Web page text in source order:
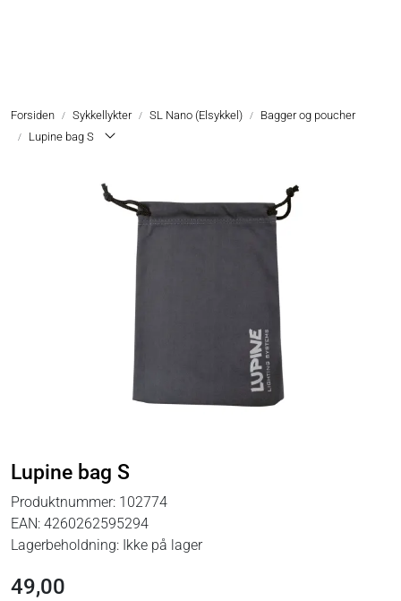
Forsiden Sykkellykter SL Nano (Elsykkel)
Bagger og poucher
Lupine bag S
Lupine bag S
Produktnummer: 102774
EAN: 4260262595294
Lagerbeholdning: Ikke på lager
49,00
Hjelmlykter
Tilbehør & Reservedeler